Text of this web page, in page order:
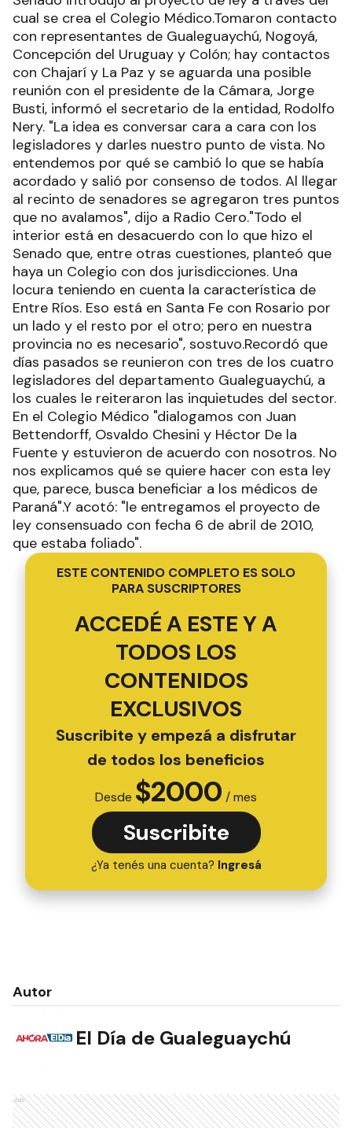
cual se crea el Colegio Médico.Tomaron contacto
con representantes de Gualeguaychú, Nogoyá,
Concepción del Uruguay y Colón; hay contactos
con Chajarí y La Paz y se aguarda una posible
reunión con el presidente de la Cámara, Jorge
Busti, informó el secretario de la entidad, Rodolfo
Nery. "La idea es conversar cara a cara con los
legisladores y darles nuestro punto de vista. No
entendemos por qué se cambió lo que se había
acordado y salió por consenso de todos. Al llegar
al recinto de senadores se agregaron tres puntos
que no avalamos", dijo a Radio Cero."Todo el
interior está en desacuerdo con lo que hizo el
Senado que, entre otras cuestiones, planteó que
haya un Colegio con dos jurisdicciones. Una
locura teniendo en cuenta la característica de
Entre Ríos. Eso está en Santa Fe con Rosario por
un lado y el resto por el otro; pero en nuestra
provincia no es necesario", sostuvo.Recordó que
días pasados se reunieron con tres de los cuatro
legisladores del departamento Gualeguaychú, a
los cuales le reiteraron las inquietudes del sector.
En el Colegio Médico "dialogamos con Juan
Bettendorff, Osvaldo Chesini y Héctor De la
Fuente y estuvieron de acuerdo con nosotros. No
nos explicamos qué se quiere hacer con esta ley
que, parece, busca beneficiar a los médicos de
Paraná".Y acotó: "le entregamos el proyecto de
ley consensuado con fecha 6 de abril de 2010,
que estaba foliado".
ESTE CONTENIDO COMPLETO ES SOLO
PARA SUSCRIPTORES
ACCEDÉ A ESTE Y A
TODOS LOS
CONTENIDOS
EXCLUSIVOS
Suscribite y empezá a disfrutar
de todos los beneficios
Desde $2000 / mes
Suscribite
¿Ya tenés una cuenta? Ingresá
Autor
El Día de Gualeguaychú
Ads